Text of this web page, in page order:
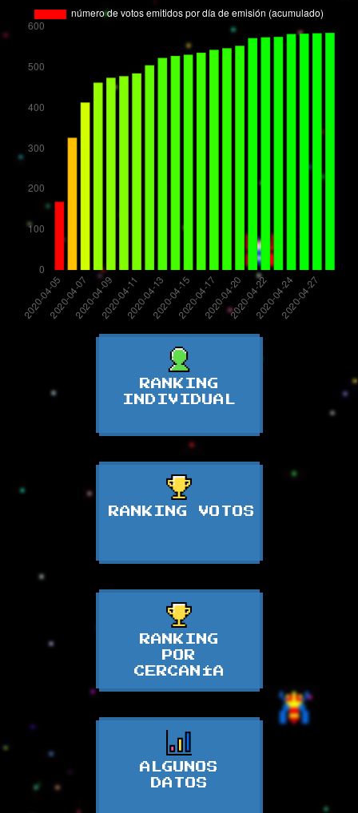
RANKING
INDIVIDUAL
RANKING VOTOS
RANKING
POR
CERCANÍA
ALGUNOS
DATOS